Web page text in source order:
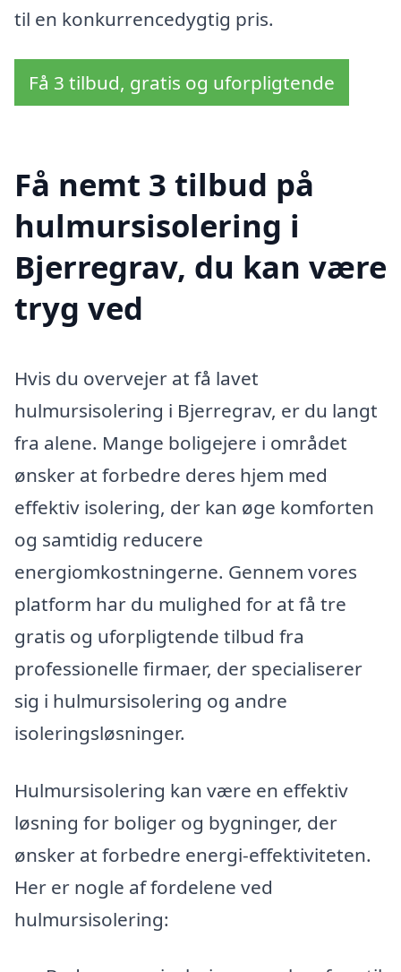
til en konkurrencedygtig pris.
Få 3 tilbud, gratis og uforpligtende
Få nemt 3 tilbud på
hulmursisolering i
Bjerregrav, du kan være
tryg ved
Hvis du overvejer at få lavet
hulmursisolering i Bjerregrav, er du langt
fra alene. Mange boligejere i området
ønsker at forbedre deres hjem med
effektiv isolering, der kan øge komforten
og samtidig reducere
energiomkostningerne. Gennem vores
platform har du mulighed for at få tre
gratis og uforpligtende tilbud fra
professionelle firmaer, der specialiserer
sig i hulmursisolering og andre
isoleringsløsninger.
Hulmursisolering kan være en effektiv
løsning for boliger og bygninger, der
ønsker at forbedre energi-effektiviteten.
Her er nogle af fordelene ved
hulmursisolering: